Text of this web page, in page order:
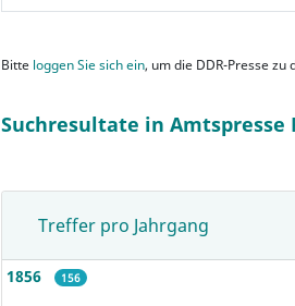
Bitte loggen Sie sich ein, um die DDR-Presse zu
Suchresultate in Amtspresse
Treffer pro Jahrgang
1856 156